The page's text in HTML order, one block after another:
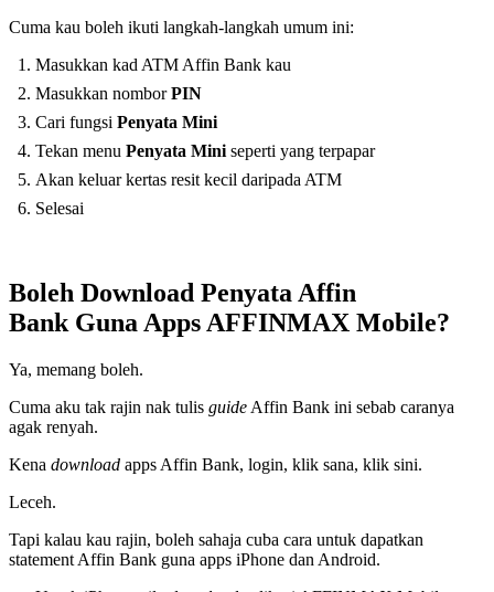
Cuma kau boleh ikuti langkah-langkah umum ini:
Masukkan kad ATM Affin Bank kau
Masukkan nomborPIN
Cari fungsi Penyata Mini
Tekan menu Penyata Mini seperti yang terpapar
Akan keluar kertas resit kecil daripada ATM
Selesai
Boleh Download Penyata Affin
Bank Guna Apps AFFINMAX Mobile?
Ya, memang boleh.
Cuma aku tak rajin nak tulis guide Affin Bank ini sebab caranya
agak renyah.
Kena download apps Affin Bank, login, klik sana, klik sini.
Leceh.
Tapi kalau kau rajin, boleh sahaja cuba cara untuk dapatkan
statement Affin Bank guna apps iPhone dan Android.